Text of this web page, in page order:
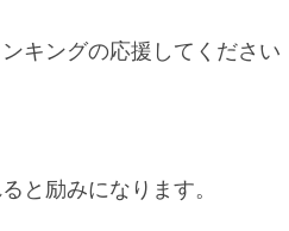
キングの応援してください
と励みになります。